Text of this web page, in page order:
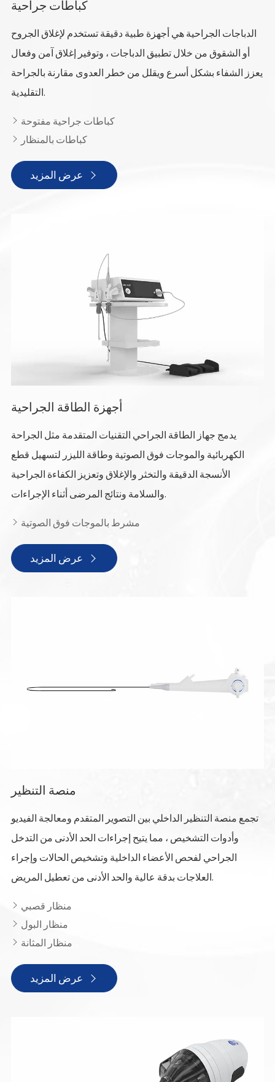
كباطات جراحية
الدباجات الجراحية هي أجهزة طبية دقيقة تستخدم لإغلاق الجروح
أو الشقوق من خلال تطبيق الدباجات ، وتوفير إغلاق آمن وفعال
يعزز الشفاء بشكل أسرع ويقلل من خطر العدوى مقارنة بالجراحة
التقليدية.
 كباطات جراحية مفتوحة
 كباطات بالمنظار

أجهزة الطاقة الجراحية
يدمج جهاز الطاقة الجراحي التقنيات المتقدمة مثل الجراحة
الكهربائية والموجات فوق الصوتية وطاقة الليزر لتسهيل قطع
الأنسجة الدقيقة والتخثر والإغلاق وتعزيز الكفاءة الجراحية
والسلامة ونتائج المرضى أثناء الإجراءات.
 مشرط بالموجات فوق الصوتية

منصة التنظير
تجمع منصة التنظير الداخلي بين التصوير المتقدم ومعالجة الفيديو
وأدوات التشخيص ، مما يتيح إجراءات الحد الأدنى من التدخل
الجراحي لفحص الأعضاء الداخلية وتشخيص الحالات وإجراء
العلاجات بدقة عالية والحد الأدنى من تعطيل المريض.
 منظار قصبي
 منظار البول
 منظار المثانة
